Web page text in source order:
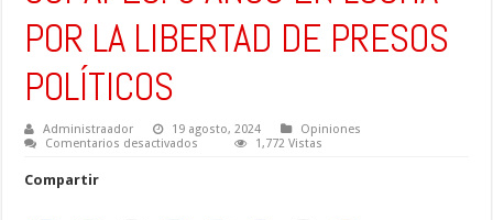
POR LA LIBERTAD DE PRESOS
POLÍTICOS
Administraador 19 agosto, 2024
Opiniones
Comentarios desactivados
1,772 Vistas
Compartir